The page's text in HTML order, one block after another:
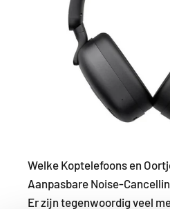
Welke Koptelefoons en
Aanpasbare Noise-
Er zijn tegenwoordig veel